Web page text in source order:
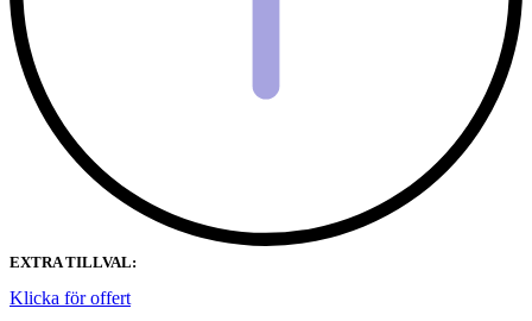
EXTRA TILLVAL:
Klicka för offert